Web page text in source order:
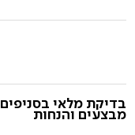
בדיקת מלאי בסניפים
מבצעים והנחות